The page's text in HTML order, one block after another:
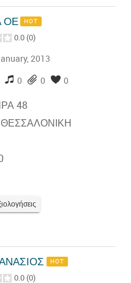
ΟΕ HOT
0.0 (0)
2013
0 0 0
48
HOT
0.0 (0)